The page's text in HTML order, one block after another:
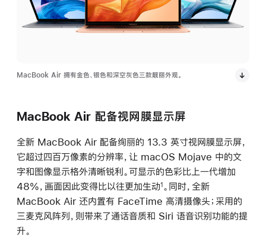
MacBook Air 拥有金色、银色和深空灰色三款靓丽外观。
MacBook Air 配备视网膜显示屏
全新 MacBook Air 配备绚丽的 13.3 英寸视网膜显示屏，
它超过四百万像素的分辨率，让 macOS Mojave 中的文
字和图像显示格外清晰锐利。可显示的色彩比上一代增加
48%，画面因此变得比以往更加生动1 。同时，全新
MacBook Air 还内置有 FaceTime 高清摄像头；采用的
三麦克风阵列，则带来了通话音质和 Siri 语音识别功能的提
升。